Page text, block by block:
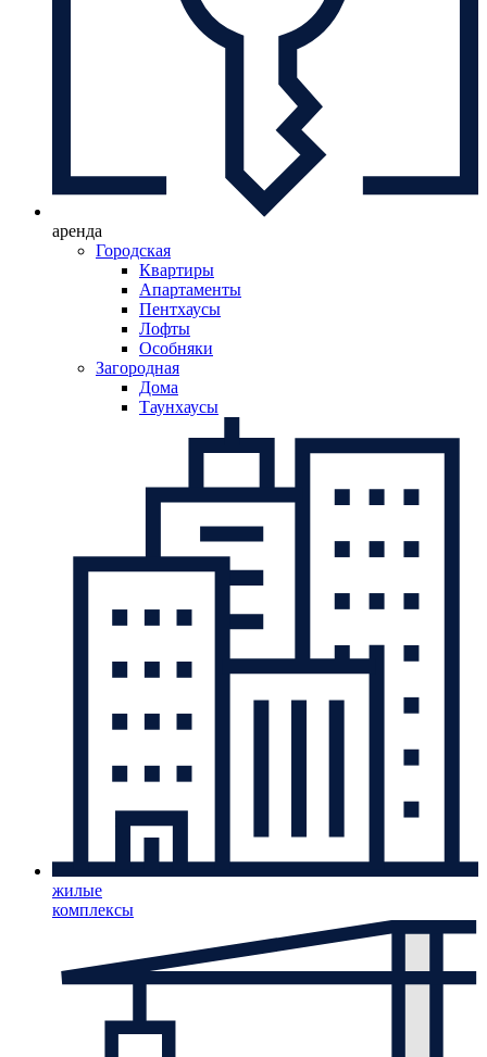
аренда
Городская
Квартиры
Апартаменты
Пентхаусы
Лофты
Особняки
Загородная
Дома
Таунхаусы
жилые
комплексы